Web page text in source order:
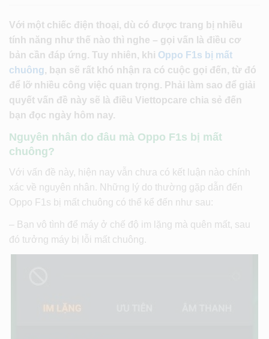
Với một chiếc điện thoại, dù có được trang bị nhiều
tính năng như thế nào thì nghe – gọi vấn là điều cơ
bản cần đáp ứng. Tuy nhiên, khi Oppo F1s bị mất
chuông, bạn sẽ rất khó nhận ra có cuộc gọi đến, từ đó
để lỡ nhiều công việc quan trọng. Phải làm sao để giải
quyết vấn đề này sẽ là điều Viettopcare chia sẻ đến
bạn đọc ngày hôm nay.
Nguyên nhân do đâu mà Oppo F1s bị mất
chuông?
Với vấn đề này, hiện nay vẫn chưa có kết luận nào chính
xác về nguyên nhân. Những lý do thường gặp dẫn đến
Oppo F1s bị mất chuông có thể kể đến như sau:
– Bạn vô tình để máy ở chế độ im lặng mà quên mất, sau
đó tưởng máy bị lỗi mất chuông.